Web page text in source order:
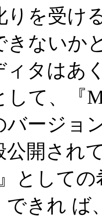
りを受け
きないか
ィタはあ
して、『
バージョ
公開され
』として
きれ ば